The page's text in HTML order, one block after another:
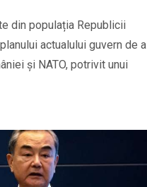
din populația Republicii
actualului guvern de a
și NATO, potrivit unui